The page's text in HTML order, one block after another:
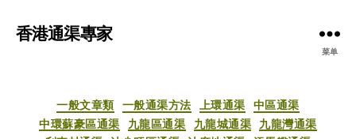
香港通渠專家
菜单
分
类
一般文章類 一般通渠方法 上環通渠
中區通渠
中環蘇豪區通渠
九龍區通渠 九龍城通渠
九龍灣通渠